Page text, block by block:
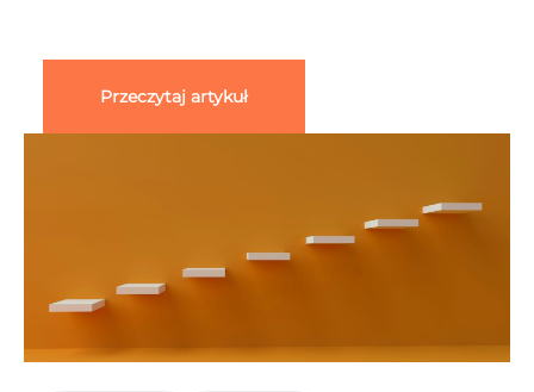
Przeczytaj artykuł